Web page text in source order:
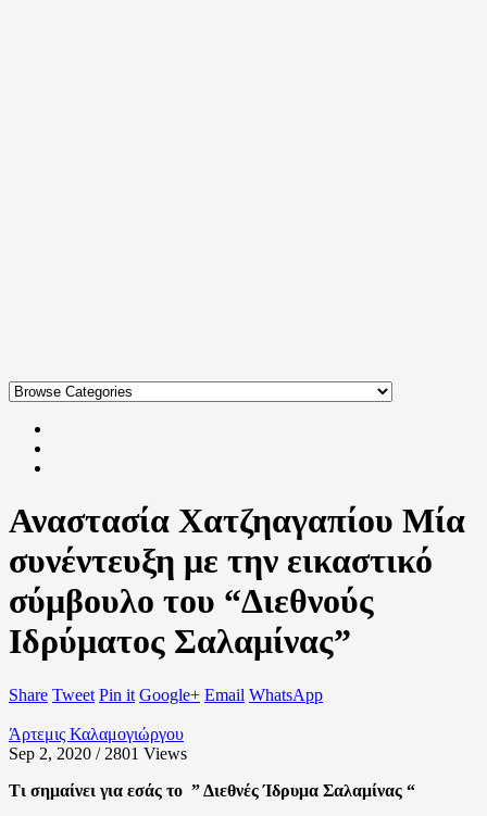
Αναστασία Χατζηαγαπίου Μία
συνέντευξη με την εικαστικό
σύμβουλο του “Διεθνούς
Ιδρύματος Σαλαμίνας”
Share Tweet Pin it Google+ Email WhatsApp
Άρτεμις Καλαμογιώργου
Sep 2, 2020 / 2801 Views
Τι σημαίνει για εσάς το ” Διεθνές Ίδρυμα Σαλαμίνας “